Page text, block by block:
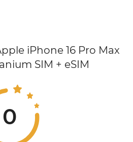
iPhone 16 Pro Max
SIM + eSIM
0